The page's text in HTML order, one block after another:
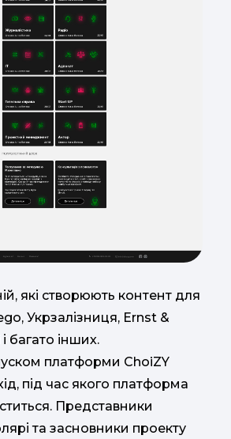
які створюють контент для
Укрзалізниця, Ernst &
багато інших.
платформи ChoiZY
під час якого платформа
Представники
та засновники проекту